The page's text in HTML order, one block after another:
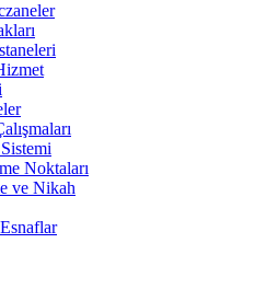
Noktaları
ve Nikah